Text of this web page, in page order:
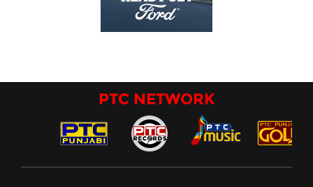
PTC NETWORK